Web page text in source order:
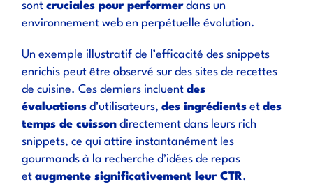
sontcruciales pour performerdans un
environnement web en perpétuelle évolution.
Un exemple illustratif de l’efficacité des snippets
enrichis peut être observé sur des sites de recettes
de cuisine. Ces derniers incluentdes
évaluations d’utilisateurs,des ingrédients etdes
temps de cuisson directement dans leurs rich
snippets, ce qui attire instantanément les
gourmands à la recherche d’idées de repas
etaugmente significativement leur CTR.